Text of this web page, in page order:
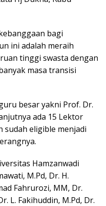
bagi
ini adalah meraih
tinggi swasta dengan
masa transisi
besar yakni Prof. Dr.
ada 15 Lektor
sudah eligible menjadi
Hamzanwadi
M.Pd, ⁠⁠Dr. H.
Fahrurozi, MM, Dr.
L. Fakihuddin, M.Pd, ⁠⁠Dr.